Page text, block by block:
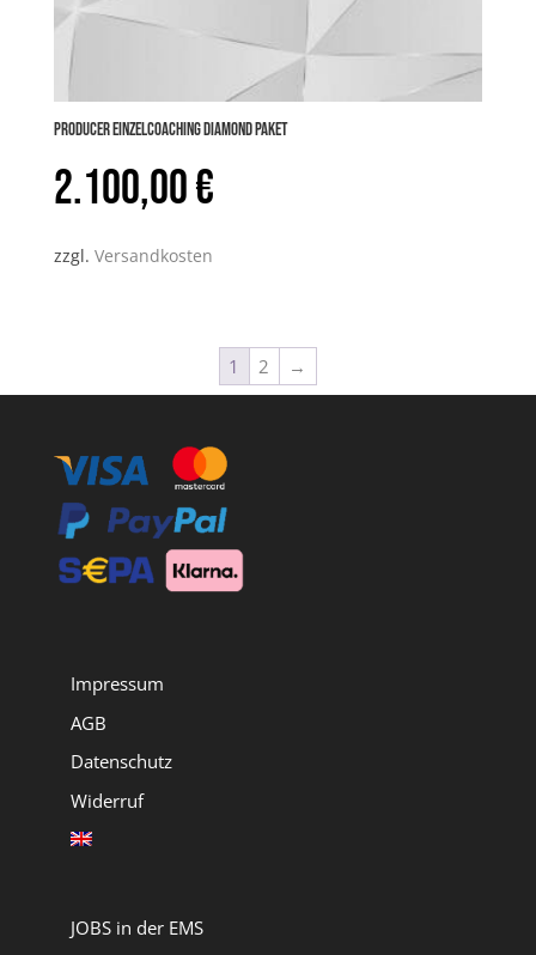
PRODUCER Einzelcoaching DIAMOND Paket
2.100,00€
zzgl. Versandkosten
1 2 →
Impressum
AGB
Datenschutz
Widerruf
JOBS in der EMS